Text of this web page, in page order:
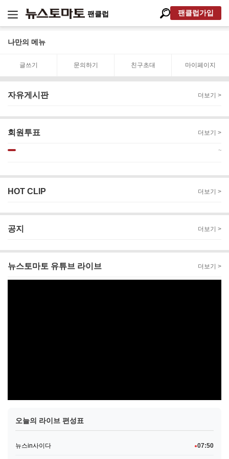
팬클럽 팬클럽가입
나만의 메뉴
글쓰기 문의하기 친구초대 마이페이지
자유게시판 더보기 >
회원투표 더보기 >
~
HOT CLIP 더보기 >
공지 더보기 >
뉴스토마토 유튜브 라이브 더보기 >
오늘의 라이브 편성표
뉴스in사이다 ●07:50